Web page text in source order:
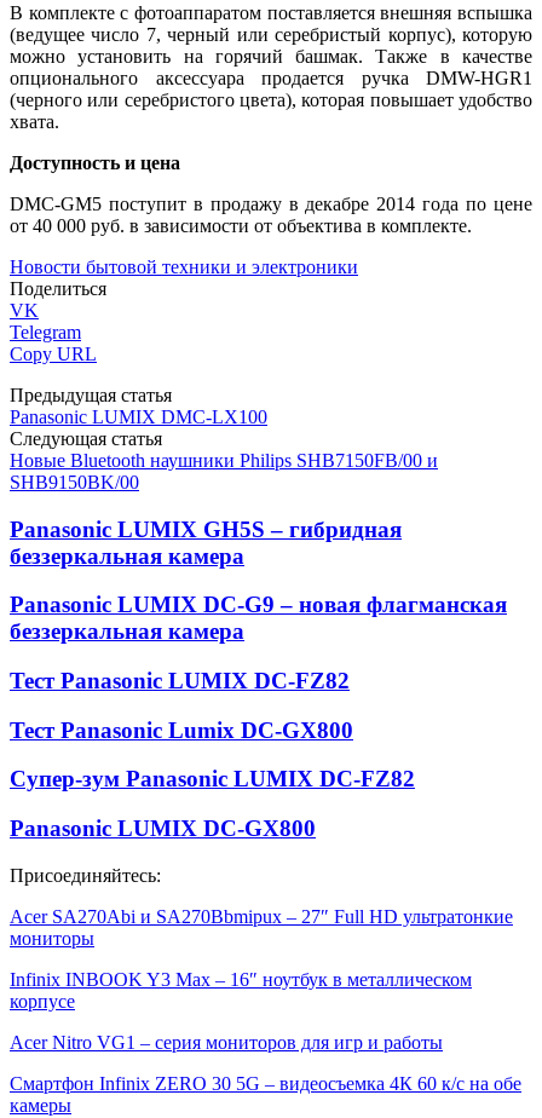
В комплекте с фотоаппаратом поставляется внешняя вспышка
(ведущее число 7, черный или серебристый корпус), которую
можно установить на горячий башмак. Также в качестве
опционального аксессуара продается ручка DMW-HGR1
(черного или серебристого цвета), которая повышает удобство
хвата.
Доступность и цена
DMC-GM5 поступит в продажу в декабре 2014 года по цене
от 40 000 руб. в зависимости от объектива в комплекте.
Новости бытовой техники и электроники
Поделиться
VK
Telegram
Copy URL
Предыдущая статья
Panasonic LUMIX DMC-LX100
Следующая статья
Новые Bluetooth наушники Philips SHB7150FB/00 и
SHB9150BK/00
Panasonic LUMIX GH5S – гибридная
беззеркальная камера
Panasonic LUMIX DC-G9 – новая флагманская
беззеркальная камера
Тест Panasonic LUMIX DC-FZ82
Тест Panasonic Lumix DC-GX800
Супер-зум Panasonic LUMIX DC-FZ82
Panasonic LUMIX DC-GX800
Присоединяйтесь:
Acer SA270Abi и SA270Bbmipux – 27″ Full HD ультратонкие
мониторы
Infinix INBOOK Y3 Max – 16″ ноутбук в металлическом
корпусе
Acer Nitro VG1 – серия мониторов для игр и работы
Смартфон Infinix ZERO 30 5G – видеосъемка 4К 60 к/с на обе
камеры